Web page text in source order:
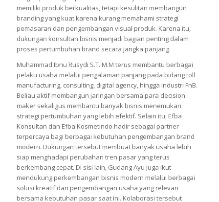
Perkembangan bisnis skincare dan kosmetik membutuhkan
strategi yang matang supaya brand mampu bertahan di
tengah persaingan pasar modern. Banyak pelaku usaha
memiliki produk berkualitas, tetapi kesulitan membangun
branding yang kuat karena kurang memahami strategi
dukungan konsultan bisnis menjadi bagian penting dalam
proses pertumbuhan brand secara jangka panjang.
Muhammad Ibnu Rusydi S.T. M.M terus membantu berbagai
pelaku usaha melalui pengalaman panjang pada bidang toll
manufacturing, consulting, digital agency, hingga industri FnB.
Beliau aktif membangun jaringan bersama para decision
maker sekaligus membantu banyak bisnis menemukan
strategi pertumbuhan yang lebih efektif. Selain itu, Efba
Konsultan dan Efba Kosmetindo hadir sebagai partner
terpercaya bagi berbagai kebutuhan pengembangan brand
modern. Dukungan tersebut membuat banyak usaha lebih
siap menghadapi perubahan tren pasar yang terus
berkembang cepat. Di sisi lain, Gudang Ayu juga ikut